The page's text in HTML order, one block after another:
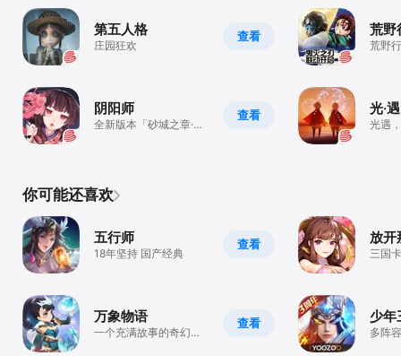
查看
第五人格
庄园狂欢
查看
阴阳师
全新版本「砂城之章·洪
荒野
荒野
光·遇
光遇
你可能还喜欢
查看
五行师
18年坚持 国产经典
查看
万象物语
一个充满故事的奇幻世
放开
三国
少年
多阵